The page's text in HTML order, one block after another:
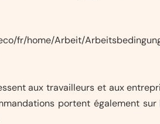
fr/home/Arbeit/
aux travailleurs et aux
portent également